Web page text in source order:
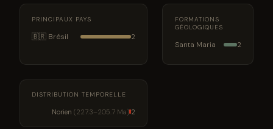
PRINCIPAUX PAYS
🇧🇷 Brésil 2
FORMATIONS
GÉOLOGIQUES
Santa Maria 2
DISTRIBUTION TEMPORELLE
Norien (227.3–205.7 Ma) 2